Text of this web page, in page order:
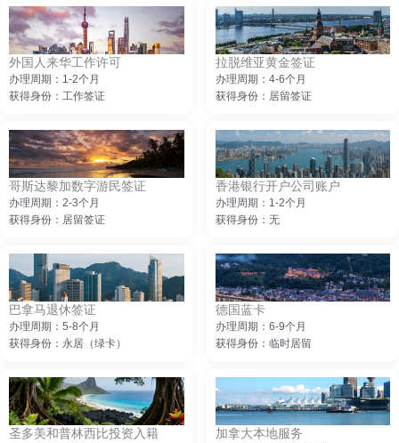
外国人来华工作许可
办理周期：1-2个月
获得身份：工作签证
拉脱维亚黄金签证
办理周期：4-6个月
获得身份：居留签证
哥斯达黎加数字游民签证
办理周期：2-3个月
获得身份：居留签证
香港银行开户公司账户
办理周期：1-2个月
获得身份：无
巴拿马退休签证
办理周期：5-8个月
获得身份：永居（绿卡）
德国蓝卡
办理周期：6-9个月
获得身份：临时居留
圣多美和普林西比投资入籍 加拿大本地服务